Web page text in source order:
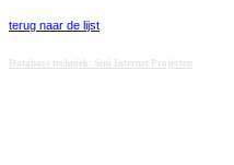
terug naar de lijst
Database techniek: Sini Internet Projecten